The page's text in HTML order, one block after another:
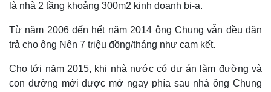
là nhà 2 tầng khoảng 300m2 kinh doanh bi-a.
Từ năm 2006 đến hết năm 2014 ông Chung vẫn đều đặn
trả cho ông Nên 7 triệu đồng/tháng như cam kết.
Cho tới năm 2015, khi nhà nước có dự án làm đường và
con đường mới được mở ngay phía sau nhà ông Chung